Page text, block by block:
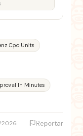
Cpo Units
In Minutes
2026 Reportar